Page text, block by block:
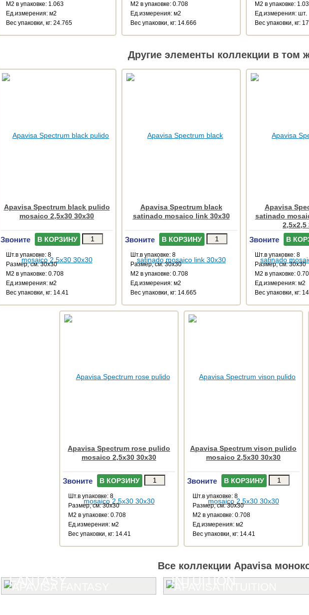
М2 в упаковке: 1.063
Ед.измерения: м2
Веc упаковки, кг: 24.765
М2 в упаковке: 0.708
Ед.измерения: м2
Веc упаковки, кг: 14.666
М2 в упаковке:
Ед.измерения: шт.
Веc упаковки, кг:
Другие элементы коллекции в том
Apavisa Spectrum black pulido
mosaico 2,5x30 30x30
Звоните В КОРЗИНУ
Шт.в упаковке: 8
Размер, см: 30x30
М2 в упаковке: 0.708
Ед.измерения: м2
Веc упаковки, кг: 14.41
Apavisa Spectrum black
satinado mosaico link 30x30
Звоните В КОРЗИНУ
Шт.в упаковке: 8
Размер, см: 30x30
М2 в упаковке: 0.708
Ед.измерения: м2
Веc упаковки, кг: 14.665
Apavisa
satinado
2,5x2,5
Звоните В
Шт.в упаковке: 8
Размер, см: 30x30
М2 в упаковке:
Ед.измерения: м2
Веc упаковки, кг:
Apavisa Spectrum rose pulido
mosaico 2,5x30 30x30
Звоните В КОРЗИНУ
Шт.в упаковке: 8
Размер, см: 30x30
М2 в упаковке: 0.708
Ед.измерения: м2
Веc упаковки, кг: 14.41
Apavisa Spectrum vison pulido
mosaico 2,5x30 30x30
Звоните В КОРЗИНУ
Шт.в упаковке: 8
Размер, см: 30x30
М2 в упаковке: 0.708
Ед.измерения: м2
Веc упаковки, кг: 14.41
Все коллекции Apavisa
FANTASY INTUITION